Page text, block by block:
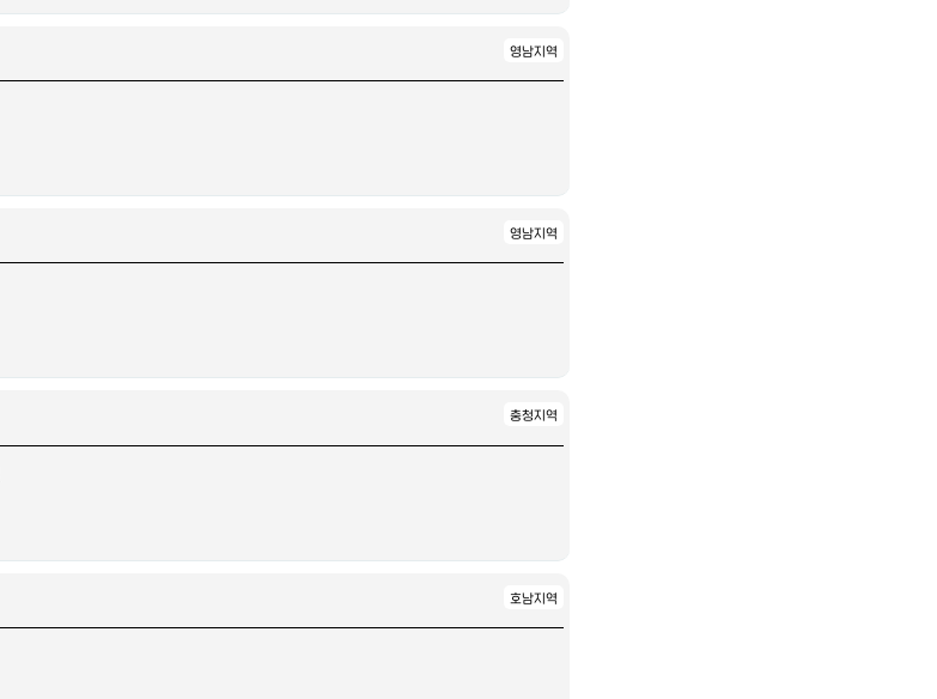
영남지역
영남지역
충청지역
호남지역